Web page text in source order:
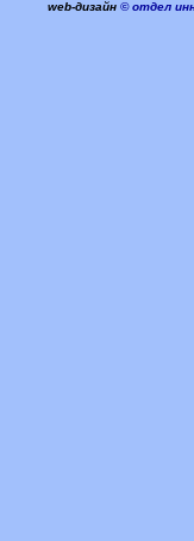
web-дизайн © отдел